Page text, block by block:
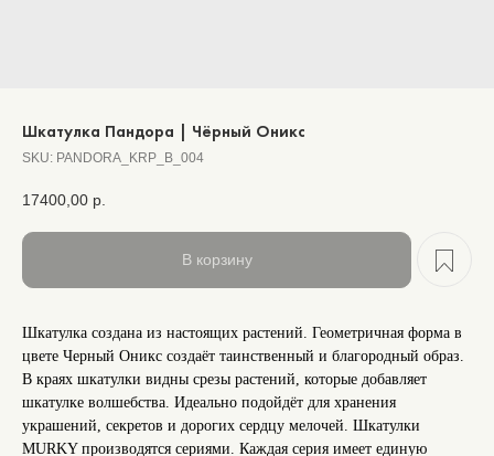
Шкатулка Пандора | Чёрный Оникс
SKU: PANDORA_KRP_B_004
17400,00 р.
В корзину
Шкатулка создана из настоящих растений. Геометричная форма в
цвете Черный Оникс создаёт таинственный и благородный образ.
В краях шкатулки видны срезы растений, которые добавляет
шкатулке волшебства. Идеально подойдёт для хранения
украшений, секретов и дорогих сердцу мелочей. Шкатулки
MURKY производятся сериями. Каждая серия имеет единую